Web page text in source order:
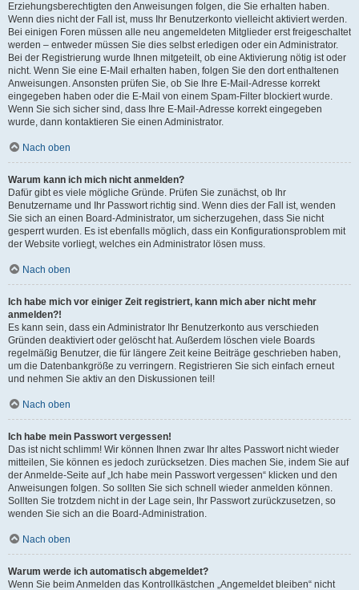
Erziehungsberechtigten den Anweisungen folgen, die Sie erhalten haben.
Wenn dies nicht der Fall ist, muss Ihr Benutzerkonto vielleicht aktiviert werden.
Bei einigen Foren müssen alle neu angemeldeten Mitglieder erst freigeschaltet
werden – entweder müssen Sie dies selbst erledigen oder ein Administrator.
Bei der Registrierung wurde Ihnen mitgeteilt, ob eine Aktivierung nötig ist oder
nicht. Wenn Sie eine E-Mail erhalten haben, folgen Sie den dort enthaltenen
Anweisungen. Ansonsten prüfen Sie, ob Sie Ihre E-Mail-Adresse korrekt
eingegeben haben oder die E-Mail von einem Spam-Filter blockiert wurde.
Wenn Sie sich sicher sind, dass Ihre E-Mail-Adresse korrekt eingegeben
wurde, dann kontaktieren Sie einen Administrator.
Nach oben
Warum kann ich mich nicht anmelden?
Dafür gibt es viele mögliche Gründe. Prüfen Sie zunächst, ob Ihr
Benutzername und Ihr Passwort richtig sind. Wenn dies der Fall ist, wenden
Sie sich an einen Board-Administrator, um sicherzugehen, dass Sie nicht
gesperrt wurden. Es ist ebenfalls möglich, dass ein Konfigurationsproblem mit
der Website vorliegt, welches ein Administrator lösen muss.
Nach oben
Ich habe mich vor einiger Zeit registriert, kann mich aber nicht mehr
anmelden?!
Es kann sein, dass ein Administrator Ihr Benutzerkonto aus verschieden
Gründen deaktiviert oder gelöscht hat. Außerdem löschen viele Boards
regelmäßig Benutzer, die für längere Zeit keine Beiträge geschrieben haben,
um die Datenbankgröße zu verringern. Registrieren Sie sich einfach erneut
und nehmen Sie aktiv an den Diskussionen teil!
Nach oben
Ich habe mein Passwort vergessen!
Das ist nicht schlimm! Wir können Ihnen zwar Ihr altes Passwort nicht wieder
mitteilen, Sie können es jedoch zurücksetzen. Dies machen Sie, indem Sie auf
der Anmelde-Seite auf „Ich habe mein Passwort vergessen“ klicken und den
Anweisungen folgen. So sollten Sie sich schnell wieder anmelden können.
Sollten Sie trotzdem nicht in der Lage sein, Ihr Passwort zurückzusetzen, so
wenden Sie sich an die Board-Administration.
Nach oben
Warum werde ich automatisch abgemeldet?
Wenn Sie beim Anmelden das Kontrollkästchen „Angemeldet bleiben“ nicht